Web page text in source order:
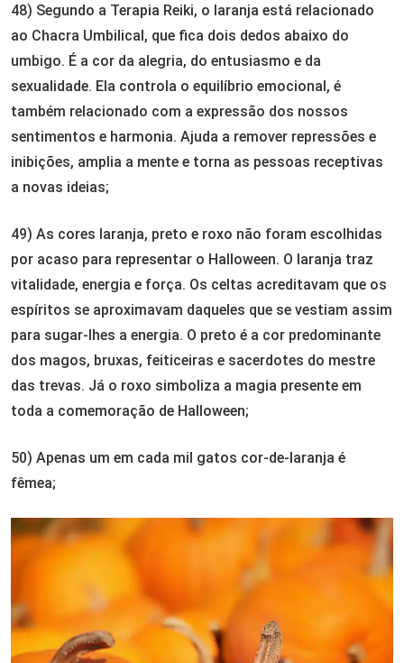
48) Segundo a Terapia Reiki, o laranja está relacionado
ao Chacra Umbilical, que fica dois dedos abaixo do
umbigo. É a cor da alegria, do entusiasmo e da
sexualidade. Ela controla o equilíbrio emocional, é
também relacionado com a expressão dos nossos
sentimentos e harmonia. Ajuda a remover repressões e
inibições, amplia a mente e torna as pessoas receptivas
a novas ideias;
49) As cores laranja, preto e roxo não foram escolhidas
por acaso para representar o Halloween. O laranja traz
vitalidade, energia e força. Os celtas acreditavam que os
espíritos se aproximavam daqueles que se vestiam assim
para sugar-lhes a energia. O preto é a cor predominante
dos magos, bruxas, feiticeiras e sacerdotes do mestre
das trevas. Já o roxo simboliza a magia presente em
toda a comemoração de Halloween;
50) Apenas um em cada mil gatos cor-de-laranja é
fêmea;